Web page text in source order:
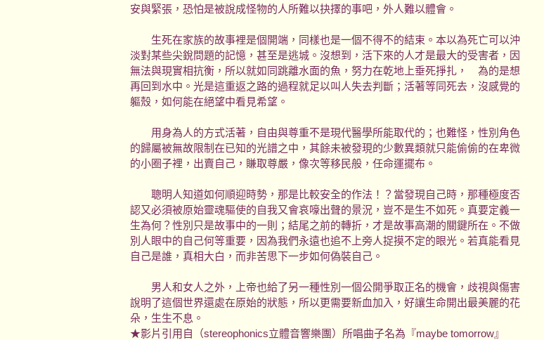
安與緊張，恐怕是被說成怪物的人所難以抉擇的事吧，外人難以體會。
生死在家族的故事裡是個開端，同樣也是一個不得不的結束。本以為死亡可以沖
淡對某些尖銳問題的記憶，甚至是逃城。沒想到，活下來的人才是最大的受害者，因
無法與現實相抗衡，所以就如同跳離水面的魚，努力在乾地上垂死掙扎， 為的是想
再回到水中。光是這重返之路的過程就足以叫人失去判斷；活著等同死去，沒感覺的
軀殼，如何能在絕望中看見希望。
用身為人的方式活著，自由與尊重不是現代醫學所能取代的；也難怪，性別角色
的歸屬被無故限制在已知的光譜之中，其餘未被發現的少數異類就只能偷偷的在卑微
的小圈子裡，出賣自己，賺取尊嚴，像次等移民般，任命運擺布。
聰明人知道如何順迎時勢，那是比較安全的作法！？當發現自己時，那種極度否
認又必須被原始靈魂驅使的自我又會哀嚎出聲的景況，豈不是生不如死。真要定義一
生為何？性別只是故事中的一則；結尾之前的轉折，才是故事高潮的關鍵所在。不做
別人眼中的自己何等重要，因為我們永遠也追不上旁人捉摸不定的眼光。若真能看見
自己是誰，真相大白，而非苦思下一步如何偽裝自己。
男人和女人之外，上帝也給了另一種性別一個公開爭取正名的機會，歧視與傷害
說明了這個世界還處在原始的狀態，所以更需要新血加入，好讓生命開出最美麗的花
朵，生生不息。
★影片引用自（stereophonics立體音響樂團）所唱曲子名為『maybe tomorrow』